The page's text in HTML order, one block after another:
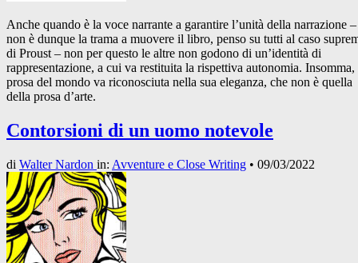
Anche quando è la voce narrante a garantire l’unità della narrazione
non è dunque la trama a muovere il libro, penso su tutti al caso
di Proust – non per questo le altre non godono di un’identità di
rappresentazione, a cui va restituita la rispettiva autonomia. Insomma,
prosa del mondo va riconosciuta nella sua eleganza, che non è quella
della prosa d’arte.
Contorsioni di un uomo notevole
di Walter Nardon in: Avventure e Close Writing • 09/03/2022